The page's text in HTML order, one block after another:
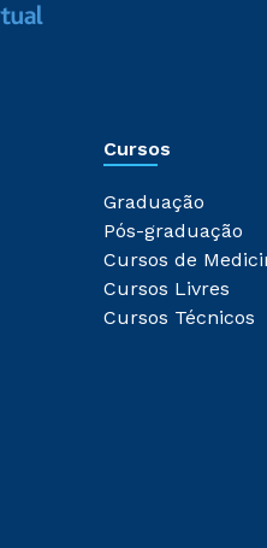
Cursos
Graduação
Pós-graduação
Cursos de
Cursos Livres
Cursos Técnicos